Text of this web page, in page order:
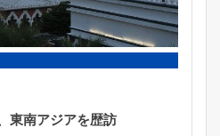
東南アジアを歴訪